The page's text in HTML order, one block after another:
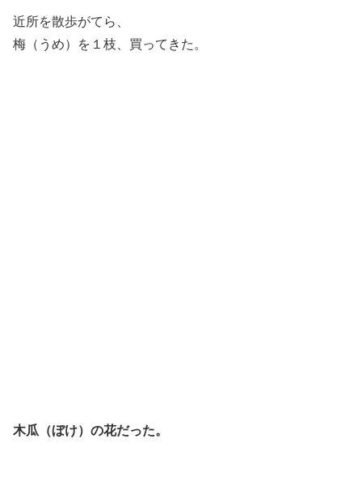
近所を散歩がてら、
梅（うめ）を１枝、買ってきた。
木瓜（ぼけ）の花だった。